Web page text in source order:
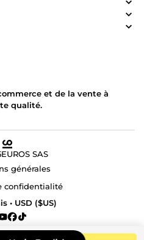
et de la vente à
qualité.
SAS
générales
confidentialité
• USD ($US)